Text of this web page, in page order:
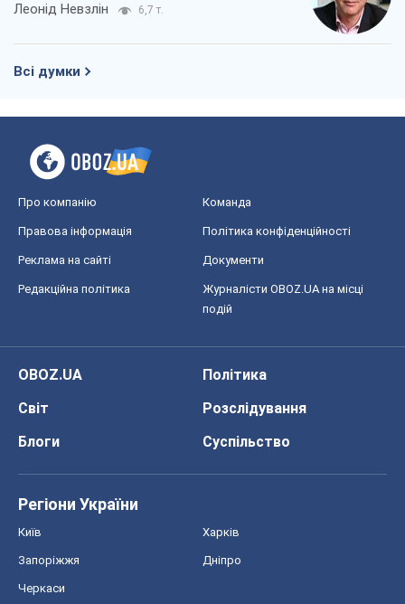
Леонід Невзлін 6,7 т.
Всі думки
Про компанію Команда
Правова інформація Політика конфіденційності
Реклама на сайті Документи
Редакційна політика
Журналісти OBOZ.UA на місці
подій
OBOZ.UA
Політика
Світ
Розслідування
Блоги
Суспільство
Регіони України
Київ Харків
Запоріжжя Дніпро
Черкаси